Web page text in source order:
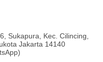
Sukapura, Kec. Cilincing,
Jakarta 14140